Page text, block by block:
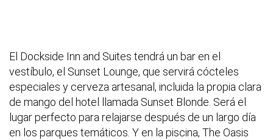
El Dockside Inn and Suites tendrá un bar en el
vestíbulo, el Sunset Lounge, que servirá cócteles
especiales y cerveza artesanal, incluida la propia clara
de mango del hotel llamada Sunset Blonde. Será el
lugar perfecto para relajarse después de un largo día
en los parques temáticos. Y en la piscina, The Oasis